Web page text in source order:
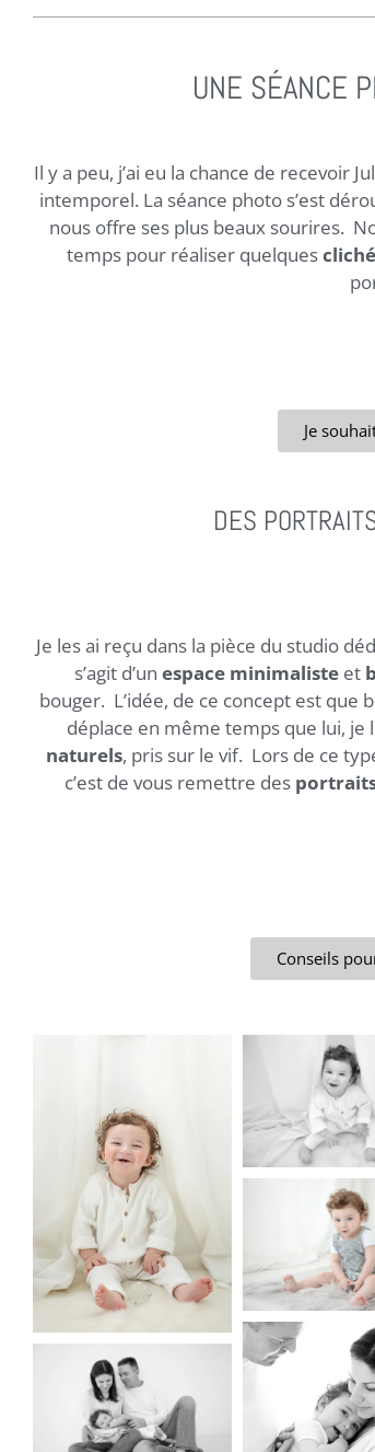
UNE SÉANCE
Il y a peu, j’ai eu la chance de recevoir
intemporel. La séance photo s’est
nous offre ses plus beaux sourires.
temps pour réaliser quelques
Je
DES
Je les ai reçu dans la pièce du studio
s’agit d’unespace minimaliste et
bouger. L’idée, de ce concept est que
déplace en même temps que lui,
naturels, pris sur le vif. Lors de ce
c’est de vous remettre des
Conseils